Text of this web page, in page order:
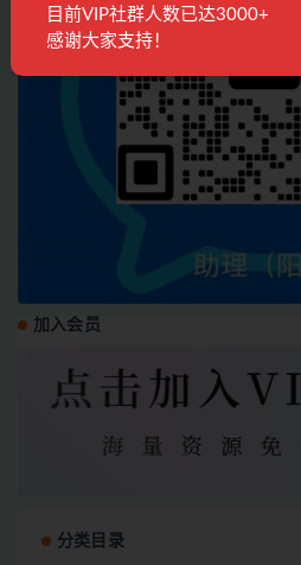
加入会员
分类目录
目前VIP社群人数已达3000+
感谢大家支持！